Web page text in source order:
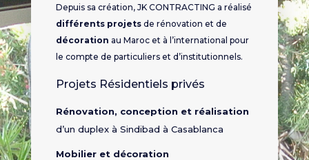
Depuis sa création, JK CONTRACTING a réalisé
différents projetsde rénovation et de
décoration au Maroc et à l’international pour
le compte de particuliers et d’institutionnels.
Projets Résidentiels privés
Rénovation, conception et réalisation
d’un duplex à Sindibad à Casablanca
Mobilier et décoration